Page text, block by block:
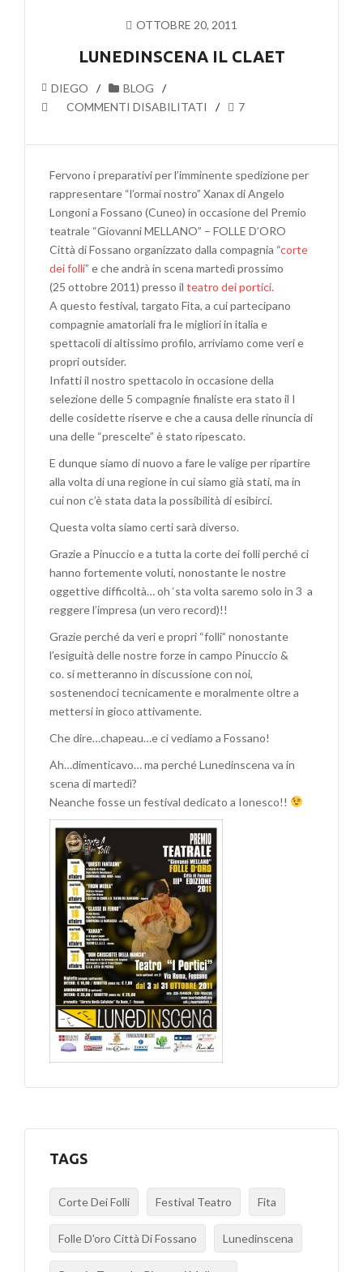
OTTOBRE 20, 2011
LUNEDINSCENA IL CLAET
DIEGO
BLOG
COMMENTI DISABILITATI
SU
IL
7
Fervono i preparativi per l’imminente spedizione per
rappresentare “l’ormai nostro” Xanax di Angelo
Longoni a Fossano (Cuneo) in occasione del Premio
teatrale “Giovanni MELLANO” – FOLLE D’ORO
Città di Fossano organizzato dalla compagnia “corte
dei folli” e che andrà in scena martedì prossimo
(25 ottobre 2011) presso il teatro dei portici.
A questo festival, targato Fita, a cui partecipano
compagnie amatoriali fra le migliori in italia e
spettacoli di altissimo profilo, arriviamo come veri e
propri outsider.
Infatti il nostro spettacolo in occasione della
selezione delle 5 compagnie finaliste era stato il I
delle cosidette riserve e che a causa delle rinuncia di
una delle “prescelte” è stato ripescato.
E dunque siamo di nuovo a fare le valige per ripartire
alla volta di una regione in cui siamo già stati, ma in
cui non c’è stata data la possibilità di esibirci.
Questa volta siamo certi sarà diverso.
Grazie a Pinuccio e a tutta la corte dei folli perché ci
hanno fortemente voluti, nonostante le nostre
oggettive difficoltà… oh ‘sta volta saremo solo in 3 a
reggere l’impresa (un vero record)!!
Grazie perché da veri e propri “folli” nonostante
l’esiguità delle nostre forze in campo Pinuccio &
co. si metteranno in discussione con noi,
sostenendoci tecnicamente e moralmente oltre a
mettersi in gioco attivamente.
Che dire…chapeau…e ci vediamo a Fossano!
Ah…dimenticavo… ma perché Lunedinscena va in
scena di martedì?
Neanche fosse un festival dedicato a Ionesco!!
TAGS
Corte Dei Folli Festival Teatro Fita
Folle D'oro Città Di Fossano Lunedinscena